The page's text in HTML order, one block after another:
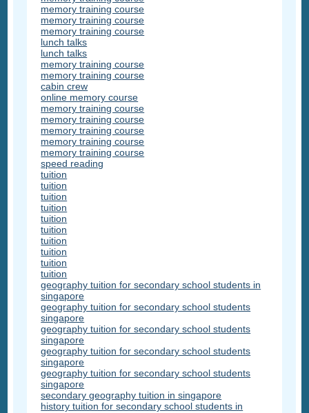
memory training course
memory training course
memory training course
lunch talks
lunch talks
memory training course
memory training course
cabin crew
online memory course
memory training course
memory training course
memory training course
memory training course
memory training course
speed reading
tuition
tuition
tuition
tuition
tuition
tuition
tuition
tuition
tuition
tuition
geography tuition for secondary school students in
singapore
geography tuition for secondary school students
singapore
geography tuition for secondary school students
singapore
geography tuition for secondary school students
singapore
geography tuition for secondary school students
singapore
secondary geography tuition in singapore
history tuition for secondary school students in